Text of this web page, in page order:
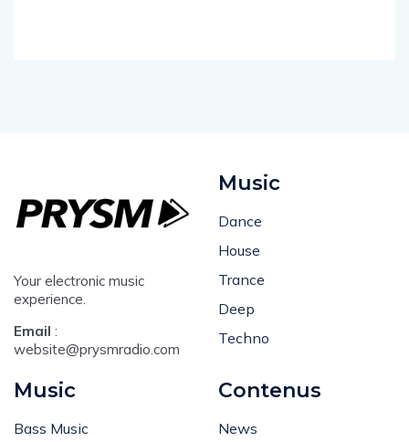
Your electronic music
experience.
Email :
website@prysmradio.com
Music
Dance
House
Trance
Deep
Techno
Music
Bass Music
Contenus
News